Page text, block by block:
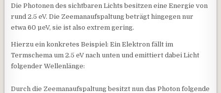
Die Photonen des sichtbaren Lichts besitzen eine Energie von
rund 2.5 eV. Die Zeemanaufspaltung beträgt hingegen nur
etwa 60 µeV, sie ist also extrem gering.
Hierzu ein konkretes Beispiel: Ein Elektron fällt im
Termschema um 2.5 eV nach unten und emittiert dabei Licht
folgender Wellenlänge:
Durch die Zeemanaufspaltung besitzt nun das Photon folgende